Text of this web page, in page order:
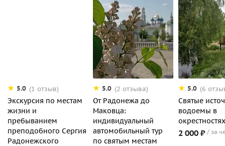
5.0 (1 отзыв)
Экскурсия по местам
жизни и
пребыванием
преподобного Сергия
Радонежского
5.0 (2 отзыва)
От Радонежа до
Маковца:
индивидуальный
автомобильный тур
по святым местам
5.0 (6
Святые
водоемы в
2 000 ₽ за